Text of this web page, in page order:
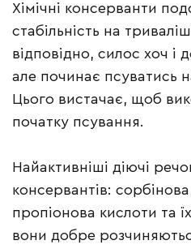
Хімічні консерванти
стабільність на
відповідно, силос хоч і
але починає псуватись
Цього вистачає, щоб
початку псування.
Найактивніші діючі
консервантів:
пропіонова кислоти та
вони добре